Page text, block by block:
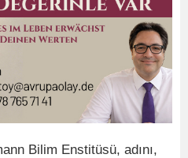
Bilim Enstitüsü, adını,